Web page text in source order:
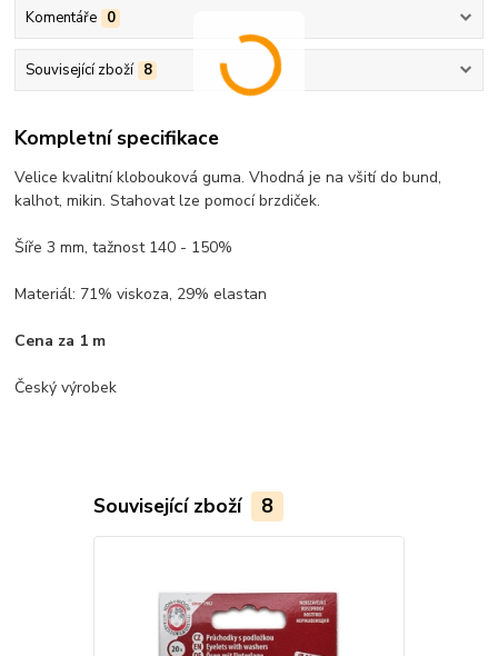
Komentáře 0
Související zboží 8
Kompletní specifikace
Velice kvalitní klobouková guma. Vhodná je na všití do bund,
kalhot, mikin. Stahovat lze pomocí brzdiček.
Šíře 3 mm, tažnost 140 - 150%
Materiál: 71% viskoza, 29% elastan
Cena za 1 m
Český výrobek
Související zboží 8